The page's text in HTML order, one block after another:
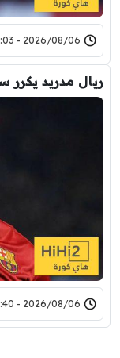
2026/08/06 - 21:03
ريال مدريد يكرر
2026/08/06 - 22:40